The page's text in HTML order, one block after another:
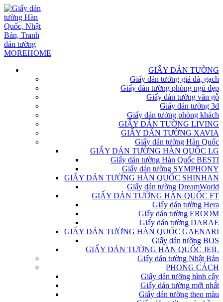
GIẤY DÁN TƯỜNG
Giấy dán tường giả đá, gạch
Giấy dán tường phòng ngủ đẹp
Giấy dán tường vân gỗ
Giấy dán tường 3d
Giấy dán tường phòng khách
GIẤY DÁN TƯỜNG LIVING
GIẤY DÁN TƯỜNG XAVIA
Giấy dán tường Hàn Quốc
GIẤY DÁN TƯỜNG HÀN QUỐC LG
Giấy dán tường Hàn Quốc BESTI
Giấy dán tường SYMPHONY
GIẤY DÁN TƯỜNG HÀN QUỐC SHINHAN
Giấy dán tường DreamWorld
GIẤY DÁN TƯỜNG HÀN QUỐC FT
Giấy dán tường Hera
Giấy dán tường EROOM
Giấy dán tường DARAE
GIẤY DÁN TƯỜNG HÀN QUỐC GAENARI
Giấy dán tường BOS
GIẤY DÁN TƯỜNG HÀN QUỐC JEIL
Giấy dán tường Nhật Bản
PHONG CÁCH
Giấy dán tường hình cây
Giấy dán tường mới nhất
Giấy dán tường theo màu